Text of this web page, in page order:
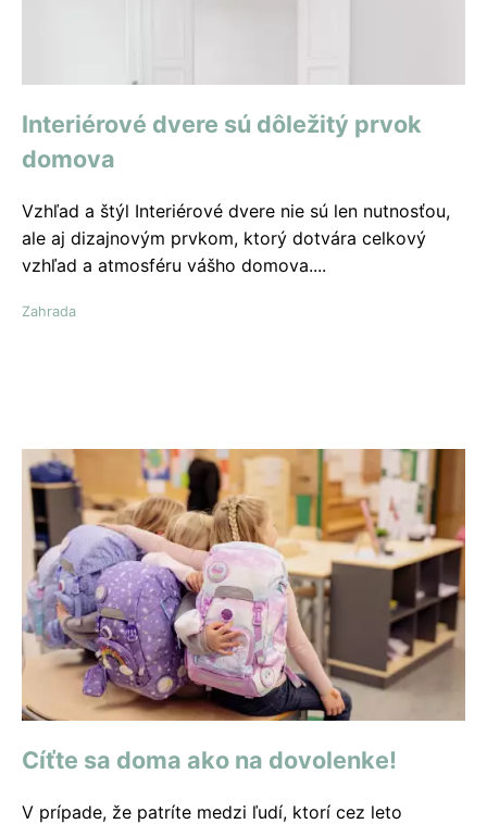
Interiérové ​​dvere sú dôležitý prvok
domova
Vzhľad a štýl Interiérové dvere nie sú len nutnosťou,
ale aj dizajnovým prvkom, ktorý dotvára celkový
vzhľad a atmosféru vášho domova....
Zahrada
Cíťte sa doma ako na dovolenke!
V prípade, že patríte medzi ľudí, ktorí cez leto